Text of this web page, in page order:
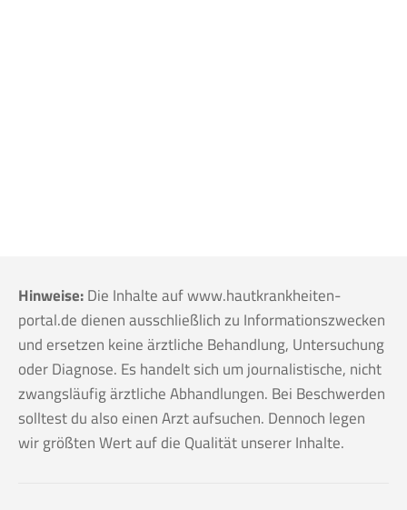
Hinweise:Die Inhalte auf www.hautkrankheiten-
portal.de dienen ausschließlich zu Informationszwecken
und ersetzen keine ärztliche Behandlung, Untersuchung
oder Diagnose. Es handelt sich um journalistische, nicht
zwangsläufig ärztliche Abhandlungen. Bei Beschwerden
solltest du also einen Arzt aufsuchen. Dennoch legen
wir größten Wert auf die Qualität unserer Inhalte.